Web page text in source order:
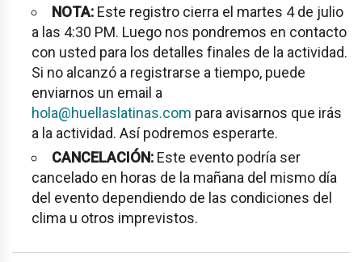
NOTA: Este registro cierra el martes 4 de julio
a las 4:30 PM. Luego nos pondremos en contacto
con usted para los detalles finales de la actividad.
Si no alcanzó a registrarse a tiempo, puede
enviarnos un email a
hola@huellaslatinas.com para avisarnos que irás
a la actividad. Así podremos esperarte.
CANCELACIÓN: Este evento podría ser
cancelado en horas de la mañana del mismo día
del evento dependiendo de las condiciones del
clima u otros imprevistos.